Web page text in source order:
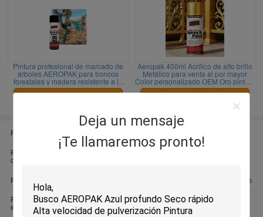
Deja un mensaje
¡Te llamaremos pronto!
Pintura profesional de marcado de
árboles AEROPAK para troncos
forestales y madera resistente a la
decoloración duradera amigable con
Aeropak 400ml Acrílico de alto brillo
Metálico para venta al por mayor
Color personalizado OEM Oro pintura
de aerosol Revestimiento líquido
Pintura de espray de aerosol
Productos del mantenimiento del
coche
Pintura de espray de goma
Pintura de espray de la pintada
Productos de limpieza automotrices
Reparación del neumático de la
emergencia
Productos del cuidado del hogar